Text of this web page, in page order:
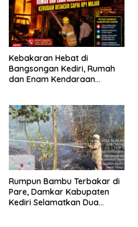
Kebakaran Hebat di
Bangsongan Kediri, Rumah
dan Enam Kendaraan
Rumpun Bambu Terbakar di
Pare, Damkar Kabupaten
Kediri Selamatkan Dua